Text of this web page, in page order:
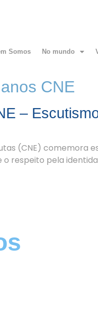
Somos No mundo
CNE
–
(CNE) comemora
respeito pela